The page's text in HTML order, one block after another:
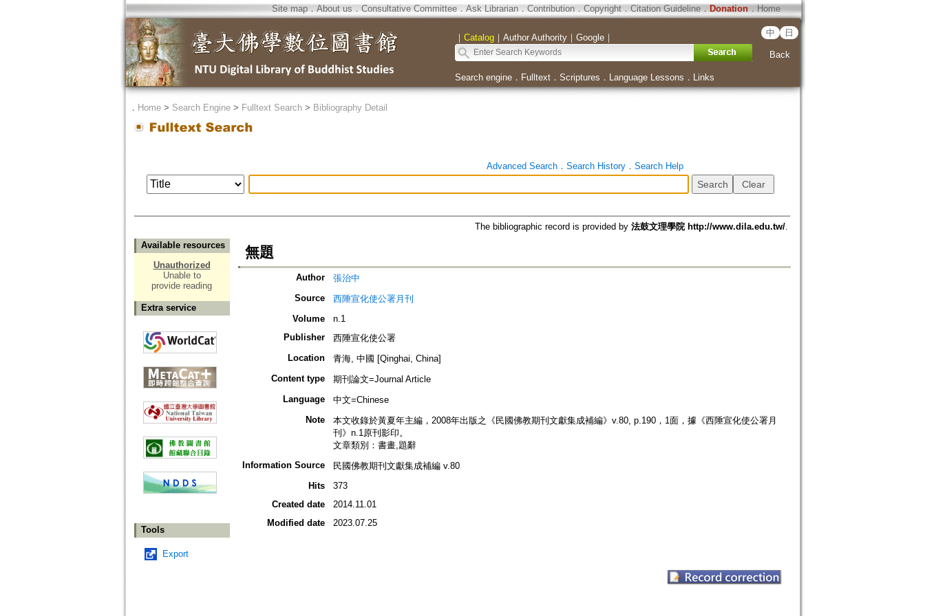
Site map．About us ． Consultative Committee． Ask Librarian． Contribution．Copyright．Citation Guideline． Donation．Home
｜ Catalog｜ Author Authority｜ Google｜ 中 日
Back
Search engine． Fulltext． Scriptures ． Language Lessons ． Links
． Home> Search Engine> Fulltext Search> Bibliography Detail
Advanced Search． Search History． Search Help
The bibliographic record is provided by 法鼓文理學院 http://www.dila.edu.tw/.
Available resources
Unauthorized
Unable to
provide reading
Extra service
Tools
Export
無題
Author
張治中
Source
西陲宣化使公署月刊
Volume
n.1
Publisher
西陲宣化使公署
Location
青海, 中國 [Qinghai, China]
Content type
期刊論文=Journal Article
Language
中文=Chinese
Note
本文收錄於黃夏年主編，2008年出版之《民國佛教期刊文獻集成補編》v.80, p.190，1面，據《西陲宣化使公署月
刊》n.1原刊影印。
文章類別：書畫,題辭
Information Source
民國佛教期刊文獻集成補編 v.80
Hits
373
Created date
2014.11.01
Modified date
2023.07.25